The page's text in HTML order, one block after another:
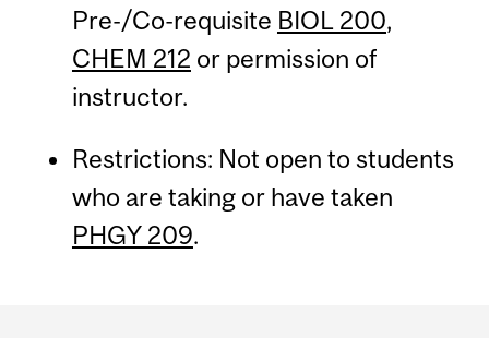
Pre-/Co-requisite BIOL 200,
CHEM 212 or permission of
instructor.
Restrictions: Not open to students
who are taking or have taken
PHGY 209.